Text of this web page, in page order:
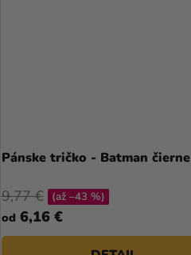
Pánske tričko - Batman čierne
od 6,16 €
9,77 € (až –43 %)